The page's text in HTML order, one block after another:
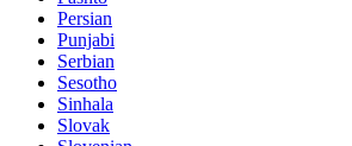
Persian
Punjabi
Serbian
Sesotho
Sinhala
Slovak